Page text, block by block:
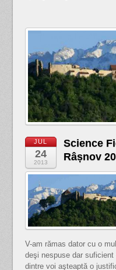
JUL
24
2013
Science
Râșnov
V-am rămas dator cu o
deşi nespuse dar
dintre voi aşteaptă o